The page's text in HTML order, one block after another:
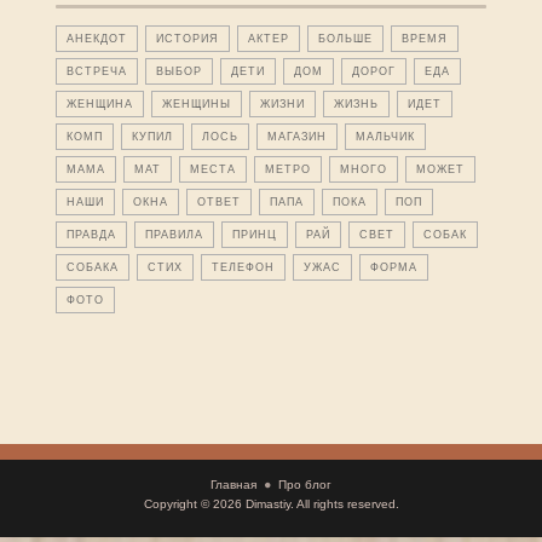
АНЕКДОТ ИСТОРИЯ АКТЕР БОЛЬШЕ ВРЕМЯ
ВСТРЕЧА ВЫБОР ДЕТИ ДОМ ДОРОГ ЕДА
ЖЕНЩИНА ЖЕНЩИНЫ ЖИЗНИ ЖИЗНЬ ИДЕТ
КОМП КУПИЛ ЛОСЬ МАГАЗИН МАЛЬЧИК
МАМА МАТ МЕСТА МЕТРО МНОГО МОЖЕТ
НАШИ ОКНА ОТВЕТ ПАПА ПОКА ПОП
ПРАВДА ПРАВИЛА ПРИНЦ РАЙ СВЕТ СОБАК
СОБАКА СТИХ ТЕЛЕФОН УЖАС ФОРМА
ФОТО
Главная
Про блог
Copyright © 2026 Dimastiy. All rights reserved.